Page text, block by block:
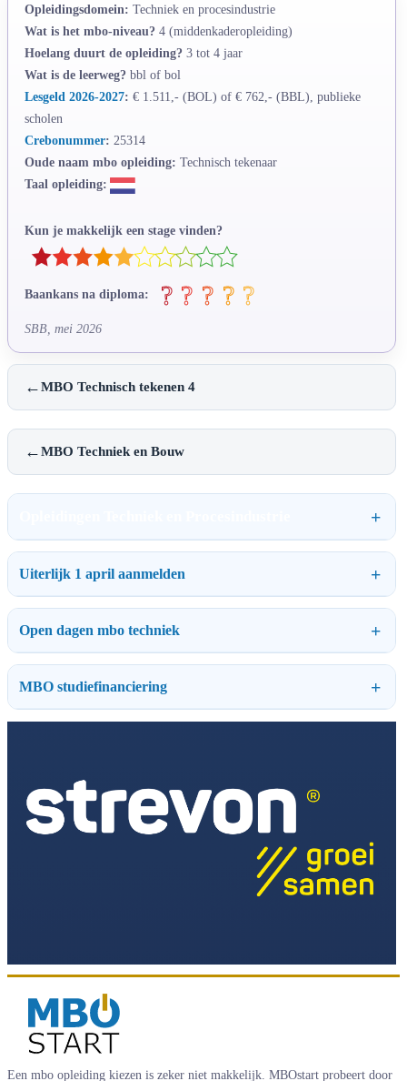
Opleidingsdomein: Techniek en procesindustrie
Wat is het mbo-niveau? 4 (middenkaderopleiding)
Hoelang duurt de opleiding? 3 tot 4 jaar
Wat is de leerweg? bbl of bol
Lesgeld 2026-2027: € 1.511,- (BOL) of € 762,- (BBL), publieke
scholen
Crebonummer: 25314
Oude naam mbo opleiding: Technisch tekenaar
Taal opleiding:
Kun je makkelijk een stage vinden?
Baankans na diploma:
SBB, mei 2026
←MBO Technisch tekenen 4
←MBO Techniek en Bouw
Uiterlijk 1 april aanmelden
Open dagen mbo techniek
MBO studiefinanciering
Een mbo opleiding kiezen is zeker niet makkelijk. MBOstart probeert door